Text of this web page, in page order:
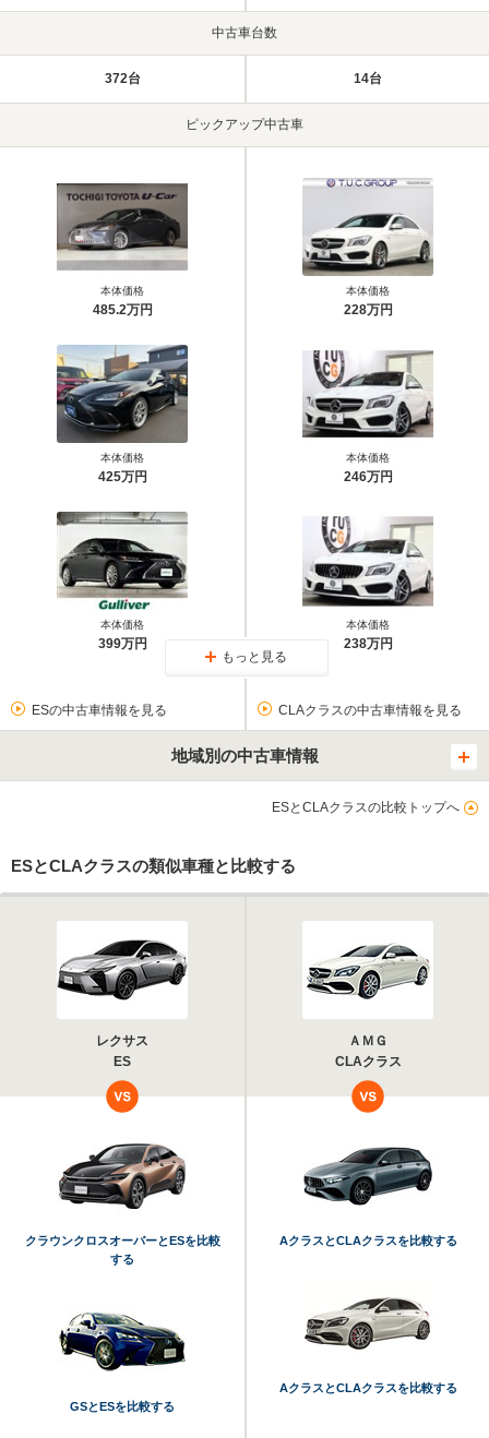
中古車台数
372台 14台
ピックアップ中古車
本体価格
485.2万円
本体価格
425万円
本体価格
399万円
本体価格
228万円
本体価格
246万円
本体価格
238万円
もっと見る
ESの中古車情報を見る CLAクラスの中古車情報を見る
地域別の中古車情報
ESとCLAクラスの比較トップへ
ESとCLAクラスの類似車種と比較する
レクサス
ES
ＡＭＧ
CLAクラス
クラウンクロスオーバーとESを比較
する
GSとESを比較する
AクラスとCLAクラスを比較する
AクラスとCLAクラスを比較する